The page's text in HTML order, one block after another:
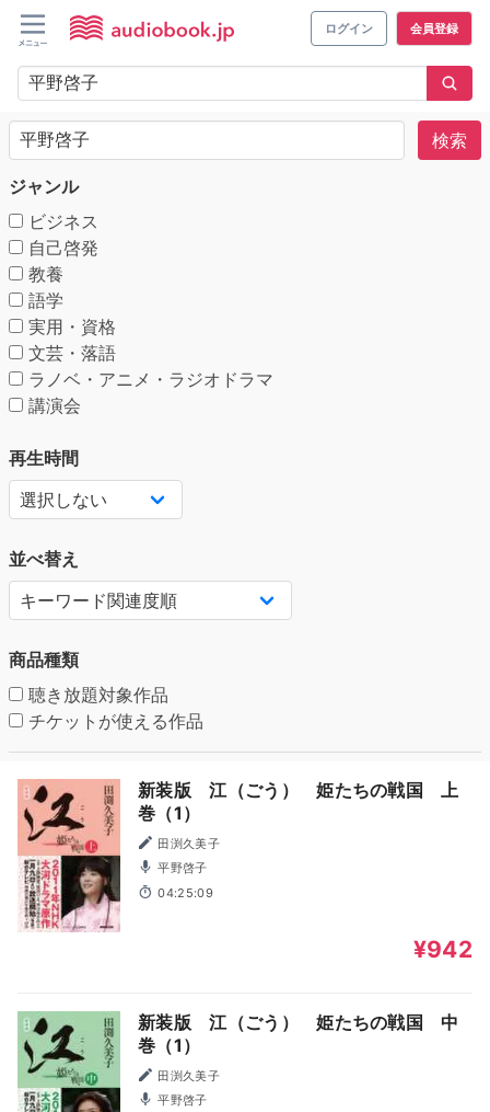
ログイン 会員登録
検索
ジャンル
ビジネス
自己啓発
教養
語学
実用・資格
文芸・落語
ラノベ・アニメ・ラジオドラマ
講演会
再生時間
並べ替え
商品種類
聴き放題対象作品
チケットが使える作品
新装版 江（ごう） 姫たちの戦国 上
巻（1）
田渕久美子
平野啓子
04:25:09
¥942
新装版 江（ごう） 姫たちの戦国 中
巻（1）
田渕久美子
平野啓子